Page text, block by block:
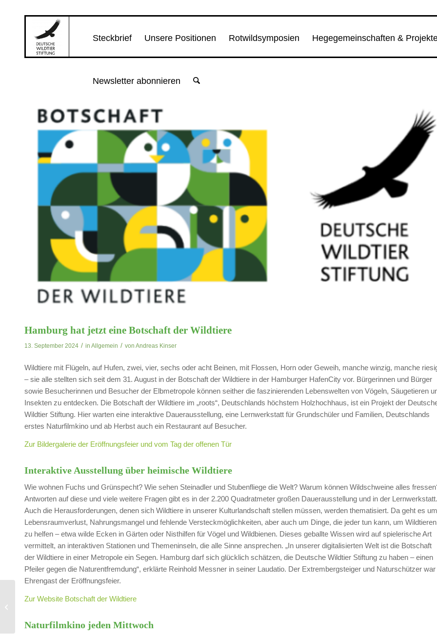
Steckbrief Unsere Positionen Rotwildsymposien Hegegemeinschaften &
Newsletter abonnieren
Hamburg hat jetzt eine Botschaft der Wildtiere
13. September 2024 / in Allgemein / von Andreas Kinser
Wildtiere mit Flügeln, auf Hufen, zwei, vier, sechs oder acht Beinen, mit Flossen, Horn oder Geweih, manche winzig, manche
– sie alle stellten sich seit dem 31. August in der Botschaft der Wildtiere in der Hamburger HafenCity vor. Bürgerinnen und Bürger
sowie Besucherinnen und Besucher der Elbmetropole können seither die faszinierenden Lebenswelten von Vögeln, Säugetieren
Insekten zu entdecken. Die Botschaft der Wildtiere im „roots“, Deutschlands höchstem Holzhochhaus, ist ein Projekt der
Wildtier Stiftung. Hier warten eine interaktive Dauerausstellung, eine Lernwerkstatt für Grundschüler und Familien, Deutschlands
erstes Naturfilmkino und ab Herbst auch ein Restaurant auf Besucher.
Zur Bildergalerie der Eröffnungsfeier und vom Tag der offenen Tür
Interaktive Ausstellung über heimische Wildtiere
Wie wohnen Fuchs und Grünspecht? Wie sehen Steinadler und Stubenfliege die Welt? Warum können Wildschweine alles
Antworten auf diese und viele weitere Fragen gibt es in der 2.200 Quadratmeter großen Dauerausstellung und in der Lernwerkstatt.
Auch die Herausforderungen, denen sich Wildtiere in unserer Kulturlandschaft stellen müssen, werden thematisiert. Da geht es um
Lebensraumverlust, Nahrungsmangel und fehlende Versteckmöglichkeiten, aber auch um Dinge, die jeder tun kann, um Wildtieren
zu helfen – etwa wilde Ecken in Gärten oder Nisthilfen für Vögel und Wildbienen. Dieses geballte Wissen wird auf spielerische Art
vermittelt, an interaktiven Stationen und Themeninseln, die alle Sinne ansprechen. „In unserer digitalisierten Welt ist die Botschaft
der Wildtiere in einer Metropole ein Segen. Hamburg darf sich glücklich schätzen, die Deutsche Wildtier Stiftung zu haben – einen
Pfeiler gegen die Naturentfremdung“, erklärte Reinhold Messner in seiner Laudatio. Der Extrembergsteiger und Naturschützer war
Ehrengast der Eröffnungsfeier.
Zur Website Botschaft der Wildtiere
Naturfilmkino jeden Mittwoch
Naturnahe
Nahrungsengpässen vor